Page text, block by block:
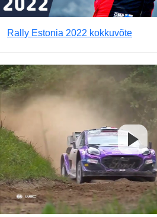
Rally Estonia 2022 kokkuvõte